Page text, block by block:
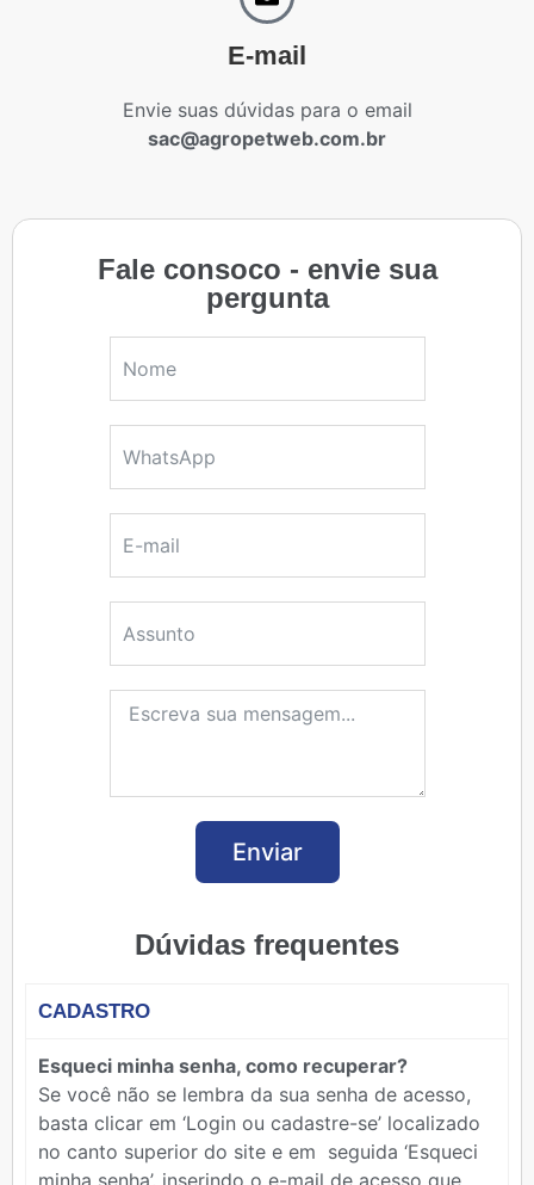
E-mail
Envie suas dúvidas para o email
sac@agropetweb.com.br
Fale consoco - envie sua
pergunta
Enviar
Dúvidas frequentes
CADASTRO
Esqueci minha senha, como recuperar?
Se você não se lembra da sua senha de acesso,
basta clicar em ‘Login ou cadastre-se’ localizado
no canto superior do site e em seguida ‘Esqueci